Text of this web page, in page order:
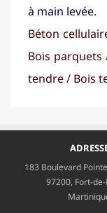
à main levée.
Béton
Bois
tendre / Bois
183 Boulevard
97200, Fort-